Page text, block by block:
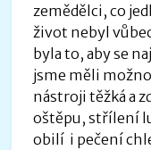
zemědělci, co
život nebyl
byla to, aby se
jsme měli
nástroji těžká a
oštěpu, střílení
obilí i pečení